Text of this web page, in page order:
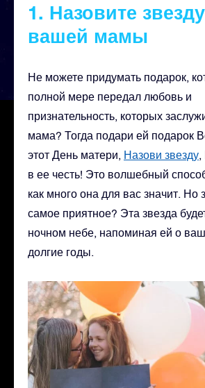
1. Назовите
вашей мамы
Не можете придумать подарок,
полной мере передал любовь и
признательность, которых
мама? Тогда подари ей подарок
этот День матери, Назови звезду,
в ее честь! Это волшебный
как много она для вас значит. Но
самое приятное? Эта звезда
ночном небе, напоминая ей о
долгие годы.